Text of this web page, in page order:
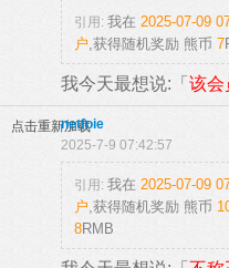
引用: 我在 2025-07-09
户,获得随机奖励 熊币 7
我今天最想说:「 该会
点击重新加载
netfoie
2025-7-9 07:42:57
引用: 我在 2025-07-09
户,获得随机奖励 熊币
8RMB